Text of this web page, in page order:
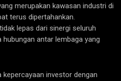
merupakan kawasan industri di
terus dipertahankan.
lepas dari sinergi seluruh
antar lembaga yang
investor dengan